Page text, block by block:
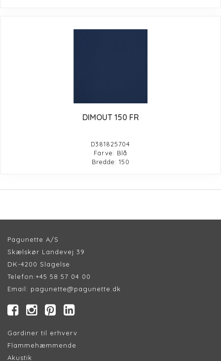
DIMOUT 150 FR
D381825704
Farve: Blå
Bredde: 150
Pagunette A/S
Skælskør Landevej 39
DK-4200 Slagelse
Telefon:+45 58 57 04 00
Email: pagunette@pagunette.dk
Gardiner til erhverv
Flammehæmmende
Akustik